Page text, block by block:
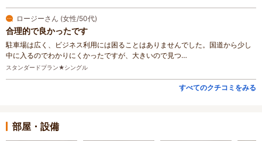
ロージーさん (女性/50代)
合理的で良かったです
駐車場は広く、ビジネス利用には困ることはありませんでした。国道から少し
中に入るのでわかりにくかったですが、大きいので見つ…
スタンダードプラン★シングル
すべてのクチコミをみる
部屋・設備